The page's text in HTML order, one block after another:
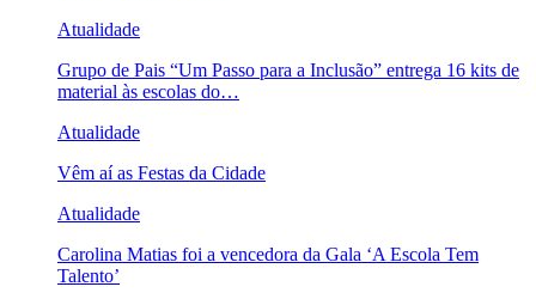
Atualidade
Grupo de Pais “Um Passo para a Inclusão” entrega 16 kits de
material às escolas do…
Atualidade
Vêm aí as Festas da Cidade
Atualidade
Carolina Matias foi a vencedora da Gala ‘A Escola Tem
Talento’